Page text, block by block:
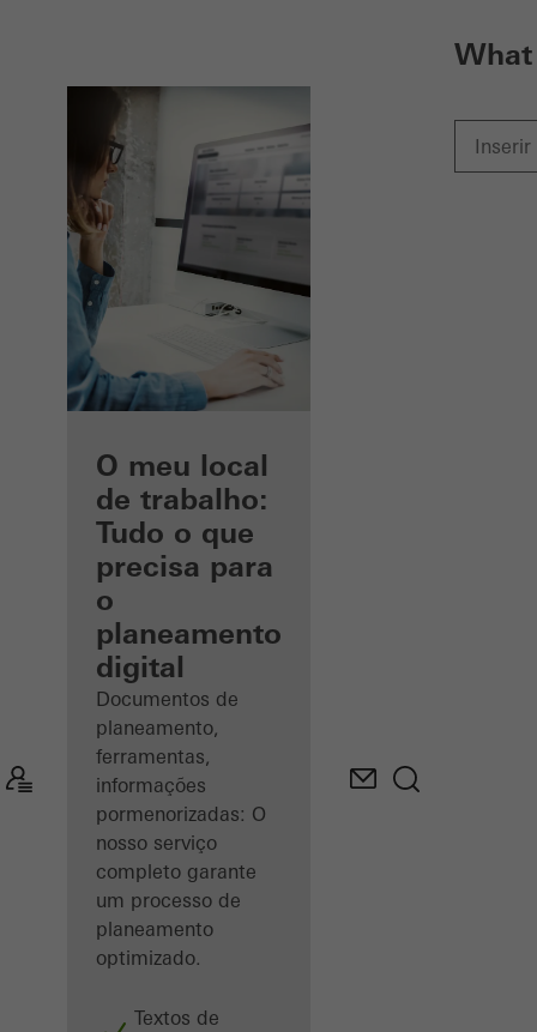
As suas
vantagens
como arquiteto
registado
o meu
espaço
de
trabalho
O meu local
de trabalho:
Tudo o que
precisa para
o
planeamento
digital
Documentos de
planeamento,
ferramentas,
informações
pormenorizadas: O
nosso serviço
completo garante
um processo de
planeamento
optimizado.
Textos de